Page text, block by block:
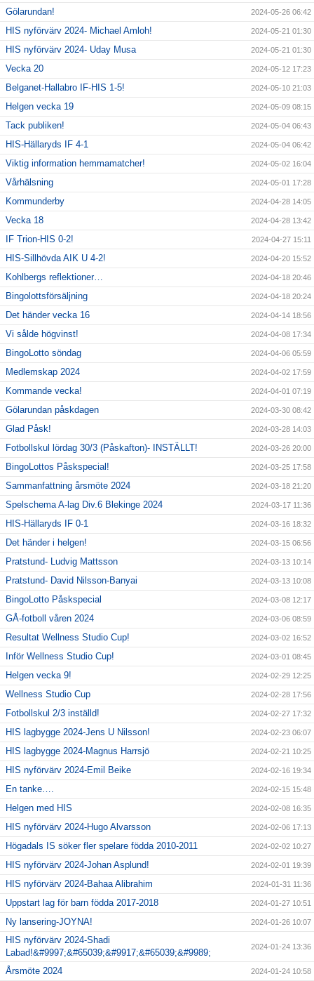
Gölarundan! 2024-05-26 06:42
HIS nyförvärv 2024- Michael Amloh! 2024-05-21 01:30
HIS nyförvärv 2024- Uday Musa 2024-05-21 01:30
Vecka 20 2024-05-12 17:23
Belganet-Hallabro IF-HIS 1-5! 2024-05-10 21:03
Helgen vecka 19 2024-05-09 08:15
Tack publiken! 2024-05-04 06:43
HIS-Hällaryds IF 4-1 2024-05-04 06:42
Viktig information hemmamatcher! 2024-05-02 16:04
Vårhälsning 2024-05-01 17:28
Kommunderby 2024-04-28 14:05
Vecka 18 2024-04-28 13:42
IF Trion-HIS 0-2! 2024-04-27 15:11
HIS-Sillhövda AIK U 4-2! 2024-04-20 15:52
Kohlbergs reflektioner… 2024-04-18 20:46
Bingolottsförsäljning 2024-04-18 20:24
Det händer vecka 16 2024-04-14 18:56
Vi sålde högvinst! 2024-04-08 17:34
BingoLotto söndag 2024-04-06 05:59
Medlemskap 2024 2024-04-02 17:59
Kommande vecka! 2024-04-01 07:19
Gölarundan påskdagen 2024-03-30 08:42
Glad Påsk! 2024-03-28 14:03
Fotbollskul lördag 30/3 (Påskafton)- INSTÄLLT! 2024-03-26 20:00
BingoLottos Påskspecial! 2024-03-25 17:58
Sammanfattning årsmöte 2024 2024-03-18 21:20
Spelschema A-lag Div.6 Blekinge 2024 2024-03-17 11:36
HIS-Hällaryds IF 0-1 2024-03-16 18:32
Det händer i helgen! 2024-03-15 06:56
Pratstund- Ludvig Mattsson 2024-03-13 10:14
Pratstund- David Nilsson-Banyai 2024-03-13 10:08
BingoLotto Påskspecial 2024-03-08 12:17
GÅ-fotboll våren 2024 2024-03-06 08:59
Resultat Wellness Studio Cup! 2024-03-02 16:52
Inför Wellness Studio Cup! 2024-03-01 08:45
Helgen vecka 9! 2024-02-29 12:25
Wellness Studio Cup 2024-02-28 17:56
Fotbollskul 2/3 inställd! 2024-02-27 17:32
HIS lagbygge 2024-Jens U Nilsson! 2024-02-23 06:07
HIS lagbygge 2024-Magnus Harrsjö 2024-02-21 10:25
HIS nyförvärv 2024-Emil Beike 2024-02-16 19:34
En tanke…. 2024-02-15 15:48
Helgen med HIS 2024-02-08 16:35
HIS nyförvärv 2024-Hugo Alvarsson 2024-02-06 17:13
Högadals IS söker fler spelare födda 2010-2011 2024-02-02 10:27
HIS nyförvärv 2024-Johan Asplund! 2024-02-01 19:39
HIS nyförvärv 2024-Bahaa Alibrahim 2024-01-31 11:36
Uppstart lag för barn födda 2017-2018 2024-01-27 10:51
Ny lansering-JOYNA! 2024-01-26 10:07
HIS nyförvärv 2024-Shadi
Labad!&#9997;&#65039;&#9917;&#65039;&#9989;
2024-01-24 13:36
Årsmöte 2024 2024-01-24 10:58